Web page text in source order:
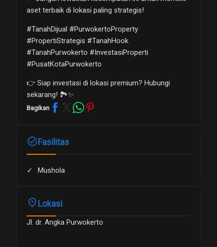
aset terbaik di lokasi paling strategis!
#TanahDijual #PurwokertoProperty
#PropertiStrategis #TanahHook
#TanahPurwokerto #InvestasiProperti
#PusatKotaPurwokerto
👉 Siap investasi di lokasi premium? Hubungi
sekarang! 🏞️✨
Bagikan
task_altFasilitas
Mushola
placeLokasi
Jl. dr. Angka Purwokerto